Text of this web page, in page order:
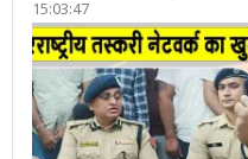
15:03:47